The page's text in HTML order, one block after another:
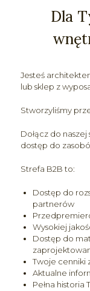
Dla
Jesteś
lub sklep z
Stworzyliśmy
Dołącz do
dostęp do
Strefa B2B to:
Dostęp do
partnerów
Wysokiej
Dostęp do
Twoje cenniki
Aktualne
Pełna historia